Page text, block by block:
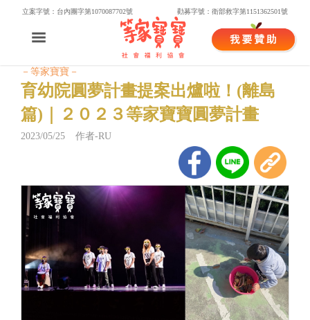
立案字號：台內團字第1070087702號 勸募字號：衛部救字第1151362501號
－等家寶寶－
育幼院圓夢計畫提案出爐啦！(離島
篇)｜２０２３等家寶寶圓夢計畫
2023/05/25 作者-RU